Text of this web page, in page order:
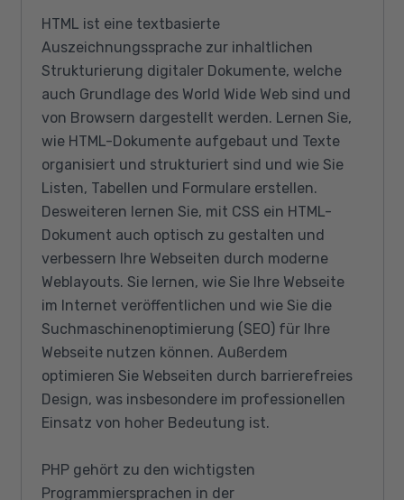
HTML ist eine textbasierte
Auszeichnungssprache zur inhaltlichen
Strukturierung digitaler Dokumente, welche
auch Grundlage des World Wide Web sind und
von Browsern dargestellt werden. Lernen Sie,
wie HTML-Dokumente aufgebaut und Texte
organisiert und strukturiert sind und wie Sie
Listen, Tabellen und Formulare erstellen.
Desweiteren lernen Sie, mit CSS ein HTML-
Dokument auch optisch zu gestalten und
verbessern Ihre Webseiten durch moderne
Weblayouts. Sie lernen, wie Sie Ihre Webseite
im Internet veröffentlichen und wie Sie die
Suchmaschinenoptimierung (SEO) für Ihre
Webseite nutzen können. Außerdem
optimieren Sie Webseiten durch barrierefreies
Design, was insbesondere im professionellen
Einsatz von hoher Bedeutung ist.
PHP gehört zu den wichtigsten
Programmiersprachen in der